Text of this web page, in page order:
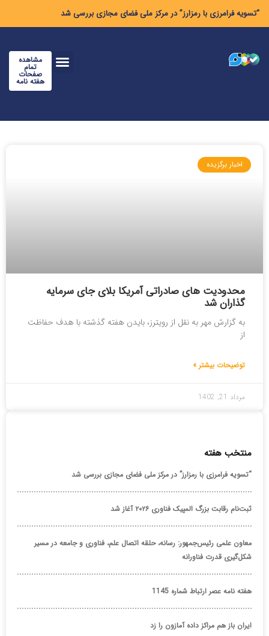
“تسویه فرامرزی با رمزارز” در مرکز ملی فضای مجازی بررسی شد
مشاهده
تمام
صفحات
هفته نامه
اخبار برگزیده
محدودیت های صادراتی آمریکا بلای جای سرمایه
گذاران شد
به گزارش مهر به نقل از رویترز، بایدن هفته گذشته با هدف حفاظت
از
توضیحات بیشتر »
مرداد 21, 1402
منتخب هفته
“تسویه فرامرزی با رمزارز” در مرکز ملی فضای مجازی بررسی شد
ثبت‌نام رقابت بزرگ المپیک فناوری ۲۰۲۶ آغاز شد
معاون علمی رئیس‌جمهور: رسانه، حلقه اتصال علم، فناوری و جامعه در مسیر
شکل‌گیری قدرت فناورانه
هفته نامه عصر ارتباط شماره 1145
ایران باز هم مراکز داده آمازون را زد